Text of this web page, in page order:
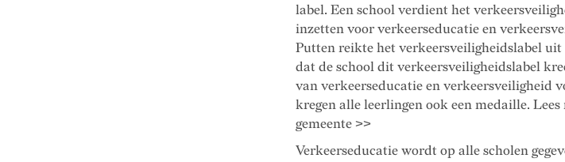
label. Een school verdient het
inzetten voor verkeerseducatie en
Putten reikte het verkeersveiligheidslabel
dat de school dit verkeersveiligheidslabel
van verkeerseducatie en verkeersveiligheid
kregen alle leerlingen ook een medaille.
gemeente >>
Verkeerseducatie wordt op alle scholen